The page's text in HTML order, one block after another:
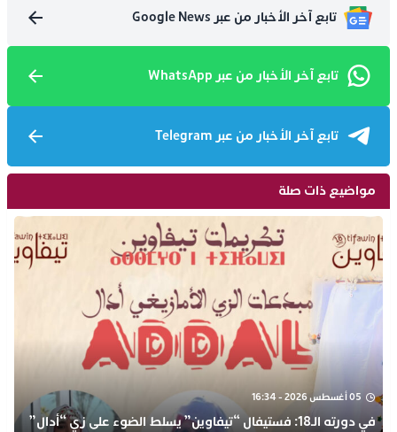
تابع آخر الأخبار من عبر Google News
تابع آخر الأخبار من عبر WhatsApp
تابع آخر الأخبار من عبر Telegram
مواضيع ذات صلة
05 أغسطس 2026 - 16:34
في دورته الـ18: فستيفال “تيفاوين” يسلط الضوء على زي “أدال”